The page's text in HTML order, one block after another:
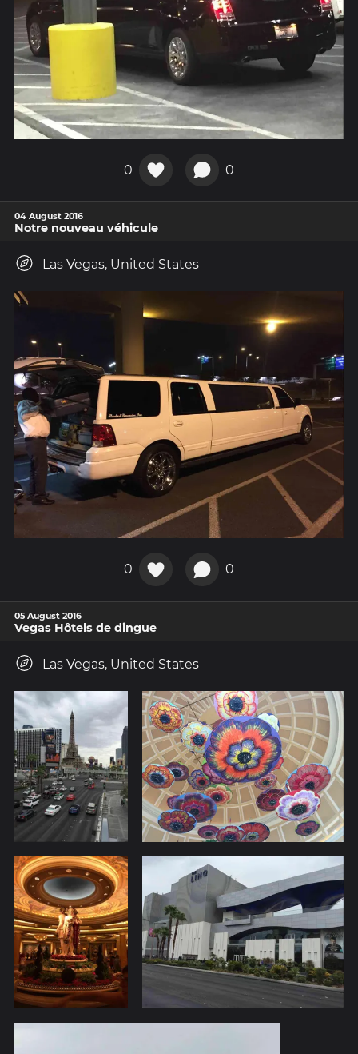
0 0
04 August 2016
Notre nouveau véhicule
Las Vegas, United States
0 0
05 August 2016
Vegas Hôtels de dingue
Las Vegas, United States